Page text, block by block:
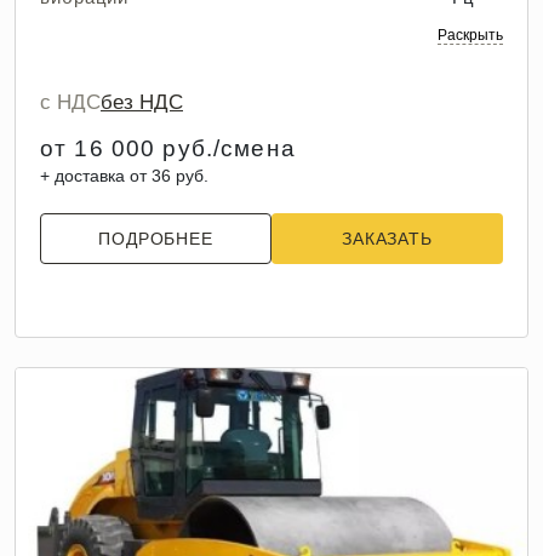
Раскрыть
с НДСбез НДС
от 16 000 руб./смена
+ доставка от 36 руб.
ПОДРОБНЕЕ ЗАКАЗАТЬ